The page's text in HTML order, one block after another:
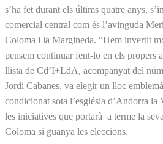
s’ha fet durant els últims quatre anys,
comercial central com és l’avinguda
Coloma i la Margineda. “Hem invertit
pensem continuar fent-lo en els propers
llista de Cd’I+LdA, acompanyat del
Jordi Cabanes, va elegir un lloc
condicionat sota l’església d’Andorra
les iniciatives que portarà a terme la
Coloma si guanya les eleccions.